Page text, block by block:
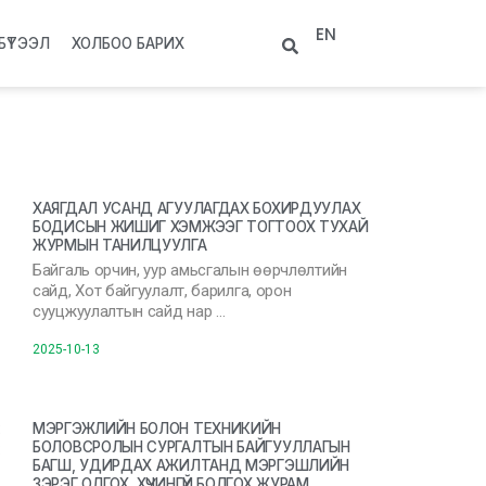
БҮТЭЭЛ ХОЛБОО БАРИХ EN
ХАЯГДАЛ УСАНД АГУУЛАГДАХ БОХИРДУУЛАХ
БОДИСЫН ЖИШИГ ХЭМЖЭЭГ ТОГТООХ ТУХАЙ
ЖУРМЫН ТАНИЛЦУУЛГА
Байгаль орчин, уур амьсгалын өөрчлөлтийн
сайд, Хот байгуулалт, барилга, орон
сууцжуулалтын сайд нар …
2025-10-13
МЭРГЭЖЛИЙН БОЛОН ТЕХНИКИЙН
БОЛОВСРОЛЫН СУРГАЛТЫН БАЙГУУЛЛАГЫН
БАГШ, УДИРДАХ АЖИЛТАНД МЭРГЭШЛИЙН